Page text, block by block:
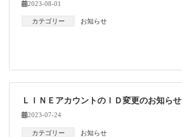
2023-08-01
カテゴリー お知らせ
ＬＩＮＥアカウントのＩＤ変更のお知らせ
2023-07-24
カテゴリー お知らせ